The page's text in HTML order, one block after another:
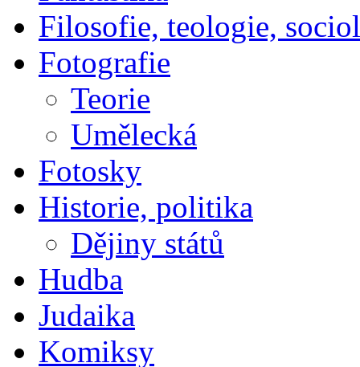
Filosofie, teologie,
Fotografie
Teorie
Umělecká
Fotosky
Historie, politika
Dějiny států
Hudba
Judaika
Komiksy